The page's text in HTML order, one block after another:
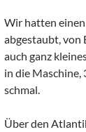
Wir hatten
abgestaubt, von
auch ganz
in die Maschine,
schmal.
Über den